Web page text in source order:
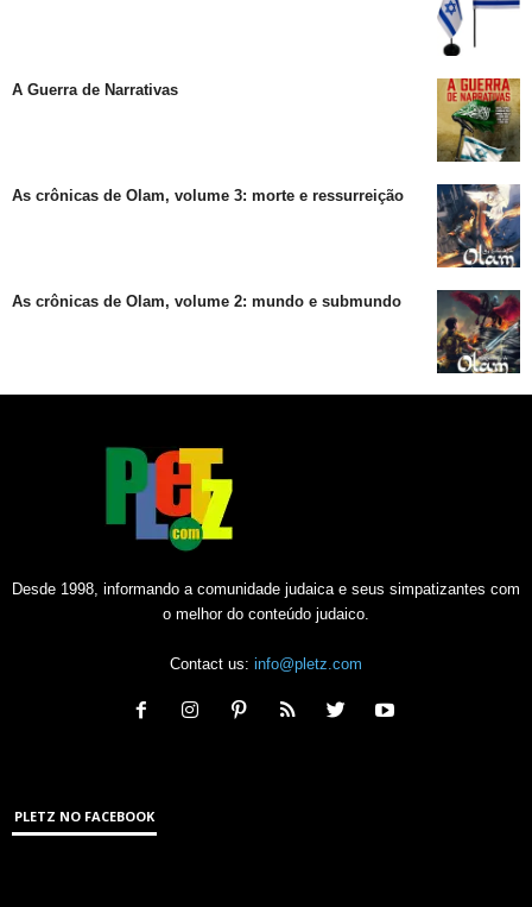
A Guerra de Narrativas
As crônicas de Olam, volume 3: morte e ressurreição
As crônicas de Olam, volume 2: mundo e submundo
Desde 1998, informando a comunidade judaica e seus simpatizantes com
o melhor do conteúdo judaico.
Contact us: info@pletz.com
PLETZ NO FACEBOOK